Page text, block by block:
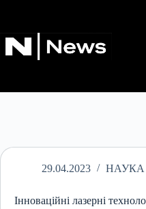
29.04.2023 НАУКА
Інноваційні лазерні